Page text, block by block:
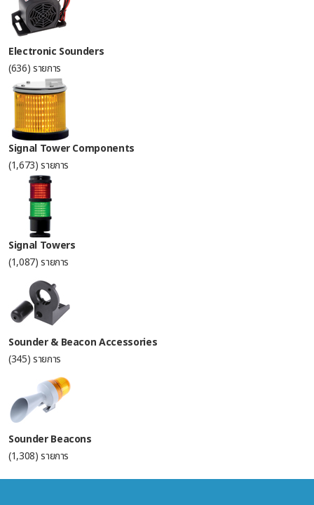
Electronic Sounders
(636) รายการ
Signal Tower Components
(1,673) รายการ
Signal Towers
(1,087) รายการ
Sounder & Beacon Accessories
(345) รายการ
Sounder Beacons
(1,308) รายการ